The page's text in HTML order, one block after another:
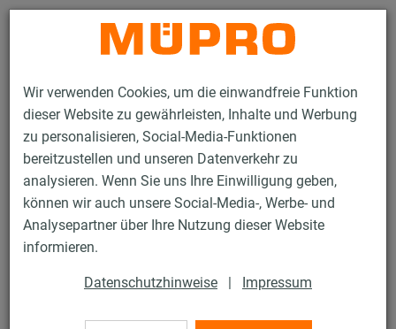
Wir verwenden Cookies, um die einwandfreie Funktion
dieser Website zu gewährleisten, Inhalte und Werbung
zu personalisieren, Social-Media-Funktionen
bereitzustellen und unseren Datenverkehr zu
analysieren. Wenn Sie uns Ihre Einwilligung geben,
können wir auch unsere Social-Media-, Werbe- und
Analysepartner über Ihre Nutzung dieser Website
informieren.
Datenschutzhinweise | Impressum
Kontakt
Produkte Befestigungstechnik
Lüftungsbefestigung
Installationsschienen für die Lüftungsbefestigung
MPR-Systemschienen (leichter bis mittlerer Lastbereich)
MPR-Sattelflansch für Schienenmontage quer Typ S+
28 / 64